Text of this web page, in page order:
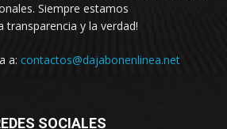
Siempre estamos
y la verdad!
a: contactos@dajabonenlinea.net
SOCIALES